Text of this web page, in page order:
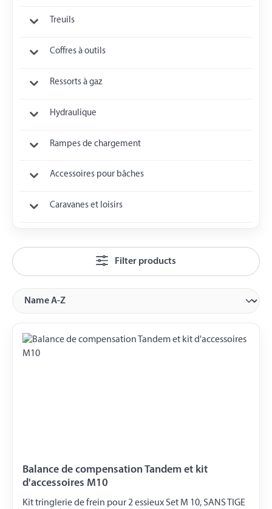
Treuils
Coffres à outils
Ressorts à gaz
Hydraulique
Rampes de chargement
Accessoires pour bâches
Caravanes et loisirs
Filter products
Balance de compensation Tandem et kit
d'accessoires M10
Kit tringlerie de frein pour 2 essieux Set M 10, SANS TIGE